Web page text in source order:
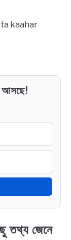
kaahar
আসছে!
তথ্য জেনে